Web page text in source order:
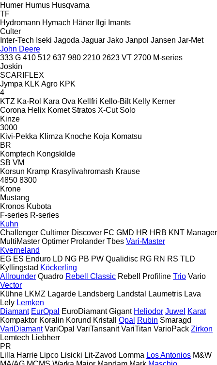
Humer Humus Husqvarna
TF
Hydromann Hymach Häner Ilgi Imants
Culter
Inter-Tech Iseki Jagoda Jaguar Jako Janpol Jansen Jar-Met
John Deere
333 G 410 512 637 980 2210 2623 VT 2700 M-series
Joskin
SCARIFLEX
Jympa KLK Agro KPK
4
KTZ Ka-Rol Kara Ova Kellfri Kello-Bilt Kelly Kerner
Corona Helix Komet Stratos X-Cut Solo
Kinze
3000
Kivi-Pekka Klimza Knoche Koja Komatsu
BR
Komptech Kongskilde
SB VM
Korsun Kramp Krasylivahromash Krause
4850 8300
Krone
Mustang
Kronos Kubota
F-series R-series
Kuhn
Challenger Cultimer Discover FC GMD HR HRB KNT Manager
MultiMaster Optimer Prolander Tbes Vari-Master
Kverneland
EG ES Enduro LD NG PB PW Qualidisc RG RN RS TLD
Kyllingstad Köckerling
Allrounder Quadro Rebell Classic Rebell Profiline Trio Vario
Vector
Kühne LKMZ Lagarde Landsberg Landstal Laumetris Lava
Lely Lemken
Diamant EurOpal EuroDiamant Gigant Heliodor Juwel Karat
Kompaktor Koralin Korund Kristall Opal Rubin Smaragd
VariDiamant VariOpal VariTansanit VariTitan VarioPack Zirkon
Lemtech Liebherr
PR
Lilla Harrie Lipco Lisicki Lit-Zavod Lomma Los Antonios M&W